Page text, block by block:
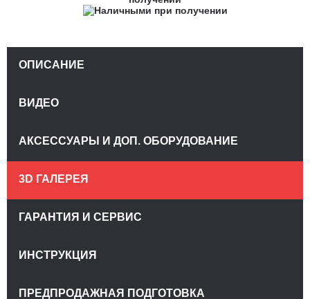
ОПИСАНИЕ
ВИДЕО
АКСЕССУАРЫ И ДОП. ОБОРУДОВАНИЕ
3D ГАЛЕРЕЯ
ГАРАНТИЯ И СЕРВИС
ИНСТРУКЦИЯ
ПРЕДПРОДАЖНАЯ ПОДГОТОВКА